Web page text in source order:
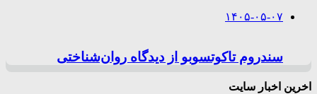
۱۴۰۵-۰۵-۰۷
سندروم تاکوتسوبو از دیدگاه روان‌شناختی
اخرین اخبار سایت